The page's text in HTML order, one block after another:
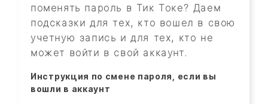
поменять пароль в Тик Токе? Даем
подсказки для тех, кто вошел в свою
учетную запись и для тех, кто не
может войти в свой аккаунт.
Инструкция по смене пароля, если вы
вошли в аккаунт